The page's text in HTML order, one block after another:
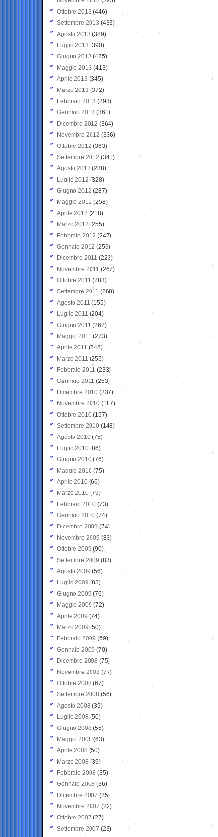
Ottobre 2013 (446)
Settembre 2013 (433)
Agosto 2013 (389)
Luglio 2013 (390)
Giugno 2013 (425)
Maggio 2013 (413)
Aprile 2013 (345)
Marzo 2013 (372)
Febbraio 2013 (293)
Gennaio 2013 (361)
Dicembre 2012 (364)
Novembre 2012 (336)
Ottobre 2012 (363)
Settembre 2012 (341)
Agosto 2012 (238)
Luglio 2012 (328)
Giugno 2012 (287)
Maggio 2012 (258)
Aprile 2012 (218)
Marzo 2012 (255)
Febbraio 2012 (247)
Gennaio 2012 (259)
Dicembre 2011 (223)
Novembre 2011 (267)
Ottobre 2011 (283)
Settembre 2011 (268)
Agosto 2011 (155)
Luglio 2011 (204)
Giugno 2011 (262)
Maggio 2011 (273)
Aprile 2011 (248)
Marzo 2011 (255)
Febbraio 2011 (233)
Gennaio 2011 (253)
Dicembre 2010 (237)
Novembre 2010 (187)
Ottobre 2010 (157)
Settembre 2010 (148)
Agosto 2010 (75)
Luglio 2010 (86)
Giugno 2010 (76)
Maggio 2010 (75)
Aprile 2010 (66)
Marzo 2010 (79)
Febbraio 2010 (73)
Gennaio 2010 (74)
Dicembre 2009 (74)
Novembre 2009 (83)
Ottobre 2009 (90)
Settembre 2009 (83)
Agosto 2009 (56)
Luglio 2009 (83)
Giugno 2009 (76)
Maggio 2009 (72)
Aprile 2009 (74)
Marzo 2009 (50)
Febbraio 2009 (69)
Gennaio 2009 (70)
Dicembre 2008 (75)
Novembre 2008 (77)
Ottobre 2008 (67)
Settembre 2008 (56)
Agosto 2008 (39)
Luglio 2008 (50)
Giugno 2008 (55)
Maggio 2008(63)
Aprile 2008 (50)
Marzo 2008 (39)
Febbraio 2008 (35)
Gennaio 2008 (36)
Dicembre 2007 (25)
Novembre 2007 (22)
Ottobre 2007 (27)
Settembre 2007 (23)